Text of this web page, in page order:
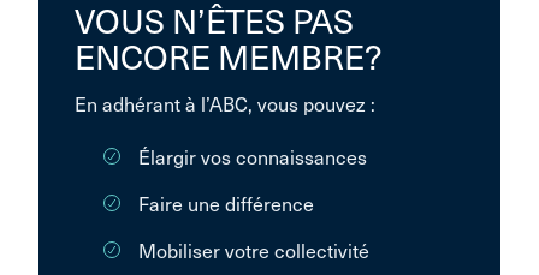
VOUS N’ÊTES PAS
ENCORE MEMBRE?
En adhérant à l’ABC, vous pouvez :
Élargir vos connaissances
Faire une différence
Mobiliser votre collectivité